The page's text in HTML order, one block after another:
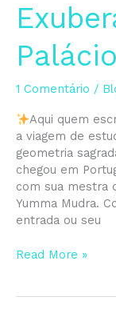
1 Comentário /
Aqui quem
a viagem de
geometria
chegou em
com sua mestra
Yumma Mudra.
entrada ou seu
do
do
Sultão
Read More »